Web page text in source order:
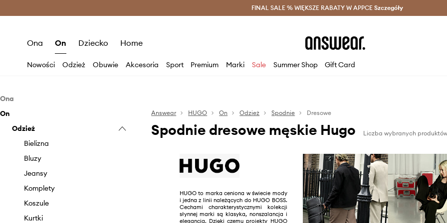
Oszczędzaj z Answear Club > Dostawa nawet w 24h >
FINAL SALE % WIĘKSZE RABATY W APPCE Szczegóły
Ona On Dziecko Home
Nowości Odzież Obuwie Akcesoria Sport Premium Marki Sale Summer Shop Gift Card
Ona
Bielizna
Bluzki i koszule
Bluzy
Jeansy
Kurtki
Marynarki i kamizelki
Płaszcze
Obuwie
Baleriny
Botki
Kalosze
Mokasyny i półbuty
Klapki i sandały
Kozaki
Akcesoria
Czapki i kapelusze
Okulary
Paski
Portfele
Rękawiczki
On
Odzież
Bielizna
Bluzy
Jeansy
Komplety
Koszule
Kurtki
Answear HUGO On Odzież Spodnie Dresowe
Spodnie dresowe męskie Hugo Liczba wybranych
HUGO to marka ceniona w świecie mody
i jedna z linii należących do HUGO BOSS.
Cechami charakterystycznymi kolekcji
słynnej marki są klasyka, nonszalancja i
elegancja. Dzięki czemu projekty HUGO